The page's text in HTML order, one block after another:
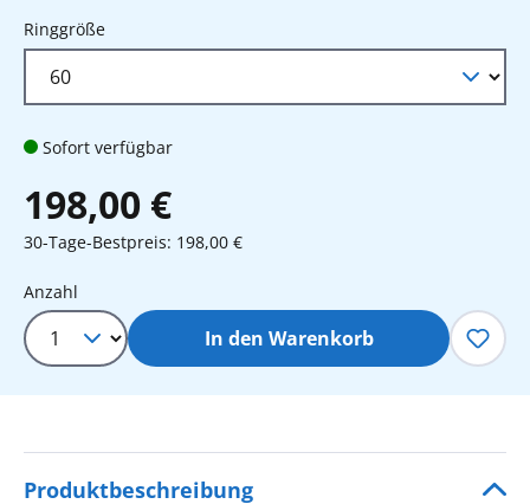
Ringgrößeauswählen
Sofort verfügbar
198,00 €
30-Tage-Bestpreis: 198,00 €
Produkt Anzahl: Gib den
Anzahl
In den Warenkorb
Produktbeschreibung